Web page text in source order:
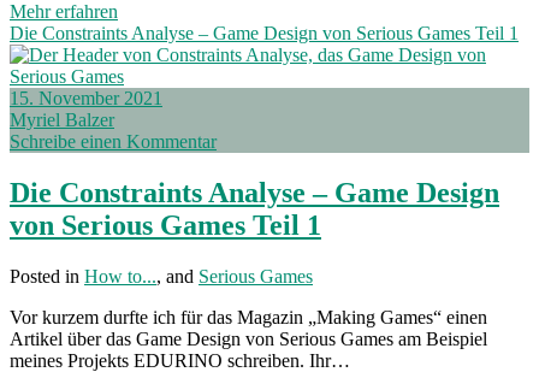
Mehr erfahren
Tommi
Award
Nominierungen:
EDURINO
SKILLSTAR
Die Constraints Analyse – Game Design von Serious Games Teil 1
15. November 2021
Myriel Balzer
Schreibe einen Kommentar
Die Constraints Analyse – Game Design
von Serious Games Teil 1
Posted in How to..., and Serious Games
Vor kurzem durfte ich für das Magazin „Making Games“ einen
Artikel über das Game Design von Serious Games am Beispiel
meines Projekts EDURINO schreiben. Ihr…